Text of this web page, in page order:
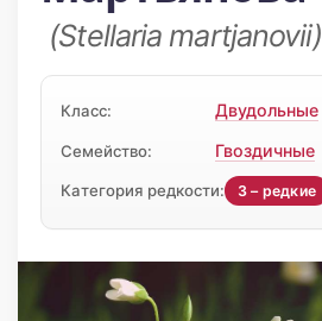
(Stellaria martjanovii)
Класс: Двудольные
Семейство: Гвоздичные
Категория редкости: 3 – редкие